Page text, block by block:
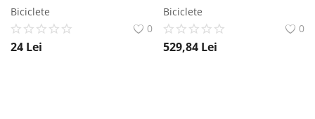
Biciclete
0
24 Lei
Biciclete
0
529,84 Lei